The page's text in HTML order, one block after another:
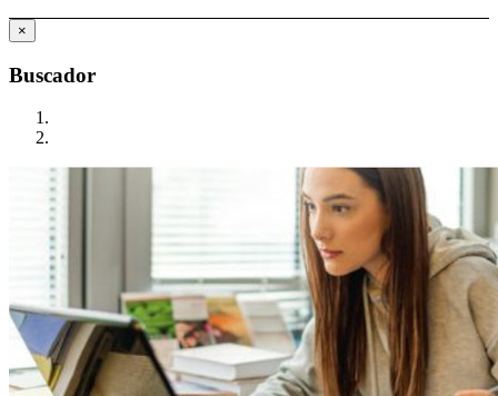
×
Buscador